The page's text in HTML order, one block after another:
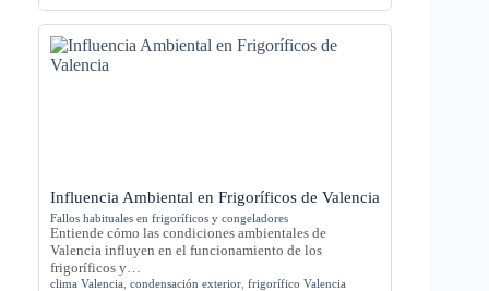
Influencia Ambiental en Frigoríficos de Valencia
Fallos habituales en frigoríficos y congeladores
Entiende cómo las condiciones ambientales de
Valencia influyen en el funcionamiento de los
frigoríficos y…
clima Valencia condensación exterior frigorífico Valencia